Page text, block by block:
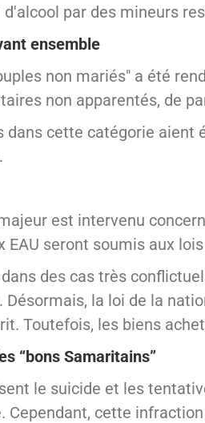
par des mineurs
ensemble
non mariés" a été
non apparentés, de
dans cette catégorie aient
est intervenu
EAU seront soumis aux
des cas très
la loi de la
Toutefois, les biens
“bons Samaritains”
le suicide et les
Cependant, cette